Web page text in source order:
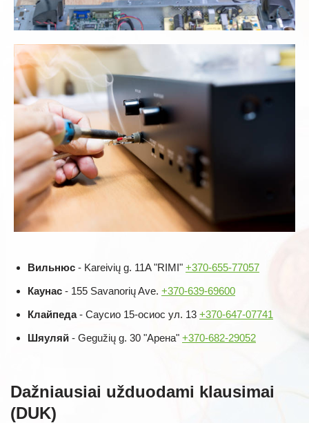
Вильнюс - Kareivių g. 11A "RIMI" +370-655-77057
Каунас - 155 Savanorių Ave. +370-639-69600
Клайпеда- Саусио 15-осиос ул. 13 +370-647-07741
Шяуляй - Gegužių g. 30 "Арена" +370-682-29052
Dažniausiai užduodami klausimai
(DUK)